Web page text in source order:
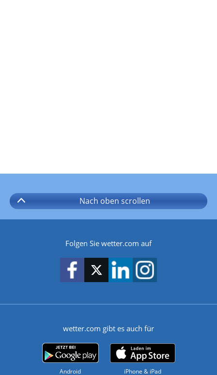
Nach oben scrollen
Folgen Sie wetter.com auf
wetter.com gibt es auch für
Android iPhone & iPad